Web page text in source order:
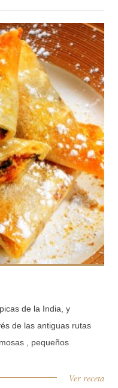
de la India, y
de las antiguas rutas
, pequeños
Ver receta